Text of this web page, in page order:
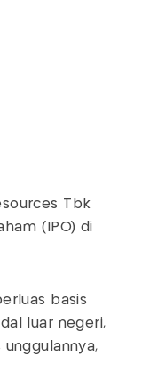
Tbk
(IPO) di
basis
luar negeri,